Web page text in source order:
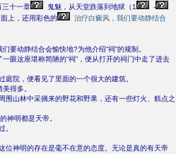
三十一章
鬼魅，从天堂跌落到地狱（1
-
上，还用彩色的
治疗白癜风，我们要动静结合
要动静结合会愉快地?为他介绍“祠”的规制。
眼这座堪称简陋的“祠”，便从打开的祠门中走了进去
院，便看见了里面的一个很大的建筑。
得多。
围山林中采摘来的野花和野果，还有一些灯火、糕点之
神明都是天帝。
。
位神明的存在是毫不在意的态度。无论是真的有天帝